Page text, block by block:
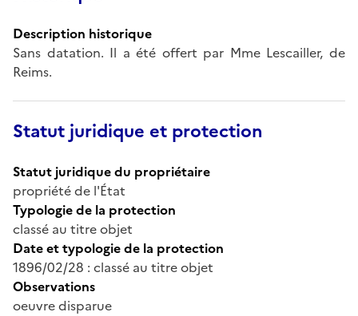
Description historique
Sans datation. Il a été offert par Mme Lescailler, de
Reims.
Statut juridique et protection
Statut juridique du propriétaire
propriété de l'État
Typologie de la protection
classé au titre objet
Date et typologie de la protection
1896/02/28 : classé au titre objet
Observations
oeuvre disparue